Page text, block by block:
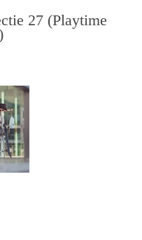
27 (Playtime